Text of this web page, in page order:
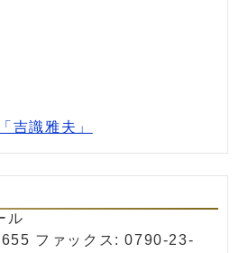
吉識雅夫」
ル
ファックス: 0790-23-